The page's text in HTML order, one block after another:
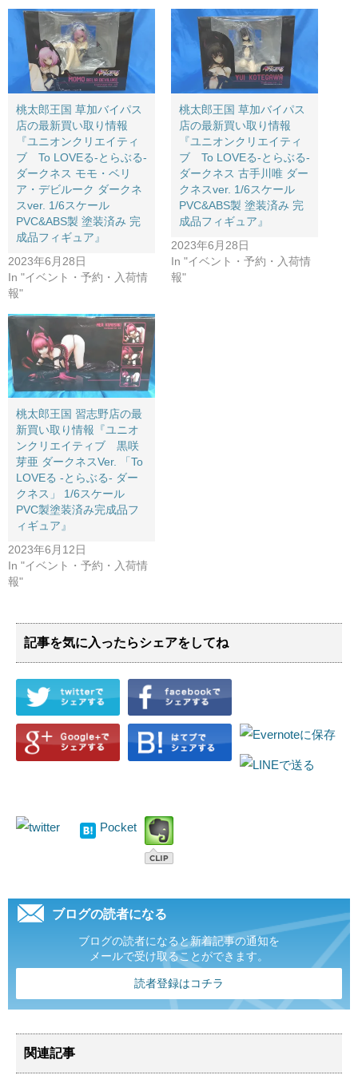
桃太郎王国 草加バイパス
店の最新買い取り情報
『ユニオンクリエイティ
ブ To ​LOVEる-とらぶる-
ダークネス ​モモ・ベリ
ア・デビルーク ​ダークネ
スver. ​1/6スケール ​
PVC&ABS製 ​塗装済み ​完
成品フィギュア』
2023年6月28日
In "イベント・予約・入荷情
報"
桃太郎王国 草加バイパス
店の最新買い取り情報
『ユニオンクリエイティ
ブ To ​LOVEる-とらぶる-
ダークネス ​古手川唯 ​ダー
クネスver. ​1/6スケール ​
PVC&ABS製 ​塗装済み ​完
成品フィギュア』
2023年6月28日
In "イベント・予約・入荷情
報"
桃太郎王国 習志野店の最
新買い取り情報『ユニオ
ンクリエイティブ 黒咲
芽亜 ​ダークネスVer. ​「To ​
LOVEる ​-とらぶる- ​ダー
クネス」 ​1/6スケール ​
PVC製塗装済み完成品フ
ィギュア』
2023年6月12日
In "イベント・予約・入荷情
報"
記事を気に入ったらシェアをしてね
Pocket
ブログの読者になる
ブログの読者になると新着記事の通知を
メールで受け取ることができます。
読者登録はコチラ
関連記事